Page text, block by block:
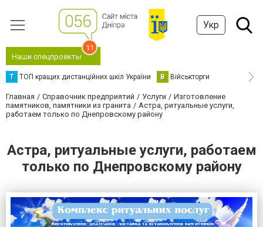
Укр
Наши спецпроекты
11
Т ТОП кращих дистанційних шкіл України В Військторги
Главная Справочник предприятий Услуги
Изготовление
памятников, памятники из гранита
Астра, ритуальные услуги,
работаем только по Днепровскому району
Астра, ритуальные услуги, работаем
только по Днепровскому району